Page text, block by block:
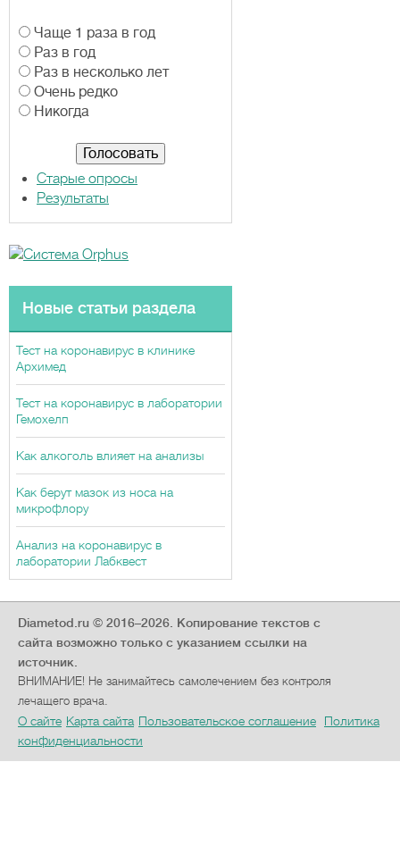
В
а
р
и
а
Чаще 1 раза в год
Раз в год
Раз в несколько лет
Очень редко
Никогда
Старые опросы
Результаты
Новые статьи раздела
Тест на коронавирус в клинике
Архимед
Тест на коронавирус в лаборатории
Гемохелп
Как алкоголь влияет на анализы
Как берут мазок из носа на
микрофлору
Анализ на коронавирус в
лаборатории Лабквест
Diametod.ru © 2016–2026. Копирование текстов с
сайта возможно только с указанием ссылки на
источник.
ВНИМАНИЕ! Не занимайтесь самолечением без контроля
лечащего врача.
О сайте Карта сайта Пользовательское соглашение
Политика
конфиденциальности